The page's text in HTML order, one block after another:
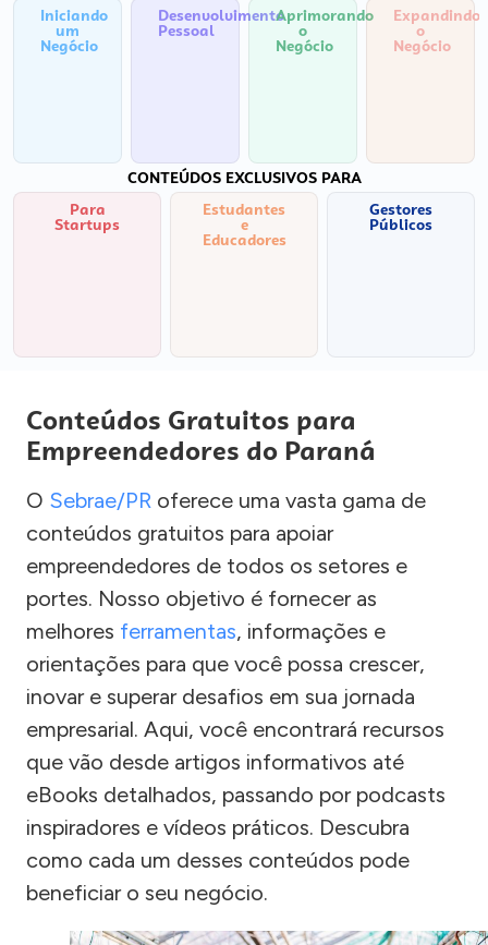
Iniciando
um
Negócio
Desenvolvimento
Pessoal
Aprimorando
o
Negócio
Expandindo
o
Negócio
CONTEÚDOS EXCLUSIVOS PARA
Para
Startups
Estudantes
e
Educadores
Gestores
Públicos
Conteúdos Gratuitos para
Empreendedores do Paraná
O Sebrae/PR oferece uma vasta gama de
conteúdos gratuitos para apoiar
empreendedores de todos os setores e
portes. Nosso objetivo é fornecer as
melhores ferramentas, informações e
orientações para que você possa crescer,
inovar e superar desafios em sua jornada
empresarial. Aqui, você encontrará recursos
que vão desde artigos informativos até
eBooks detalhados, passando por podcasts
inspiradores e vídeos práticos. Descubra
como cada um desses conteúdos pode
beneficiar o seu negócio.